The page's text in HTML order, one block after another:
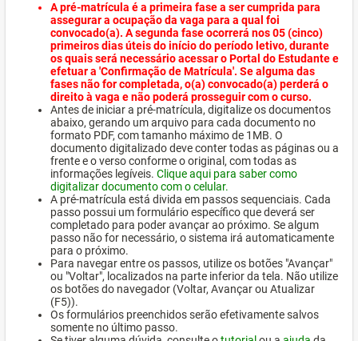
A pré-matrícula é a primeira fase a ser cumprida para
assegurar a ocupação da vaga para a qual foi
convocado(a). A segunda fase ocorrerá nos 05 (cinco)
primeiros dias úteis do início do período letivo, durante
os quais será necessário acessar o Portal do Estudante e
efetuar a 'Confirmação de Matrícula'. Se alguma das
fases não for completada, o(a) convocado(a) perderá o
direito à vaga e não poderá prosseguir com o curso.
Antes de iniciar a pré-matrícula, digitalize os documentos
abaixo, gerando um arquivo para cada documento no
formato PDF, com tamanho máximo de 1MB. O
documento digitalizado deve conter todas as páginas ou a
frente e o verso conforme o original, com todas as
informações legíveis. Clique aqui para saber como
digitalizar documento com o celular.
A pré-matrícula está divida em passos sequenciais. Cada
passo possui um formulário específico que deverá ser
completado para poder avançar ao próximo. Se algum
passo não for necessário, o sistema irá automaticamente
para o próximo.
Para navegar entre os passos, utilize os botões "Avançar"
ou "Voltar", localizados na parte inferior da tela. Não utilize
os botões do navegador (Voltar, Avançar ou Atualizar
(F5)).
Os formulários preenchidos serão efetivamente salvos
somente no último passo.